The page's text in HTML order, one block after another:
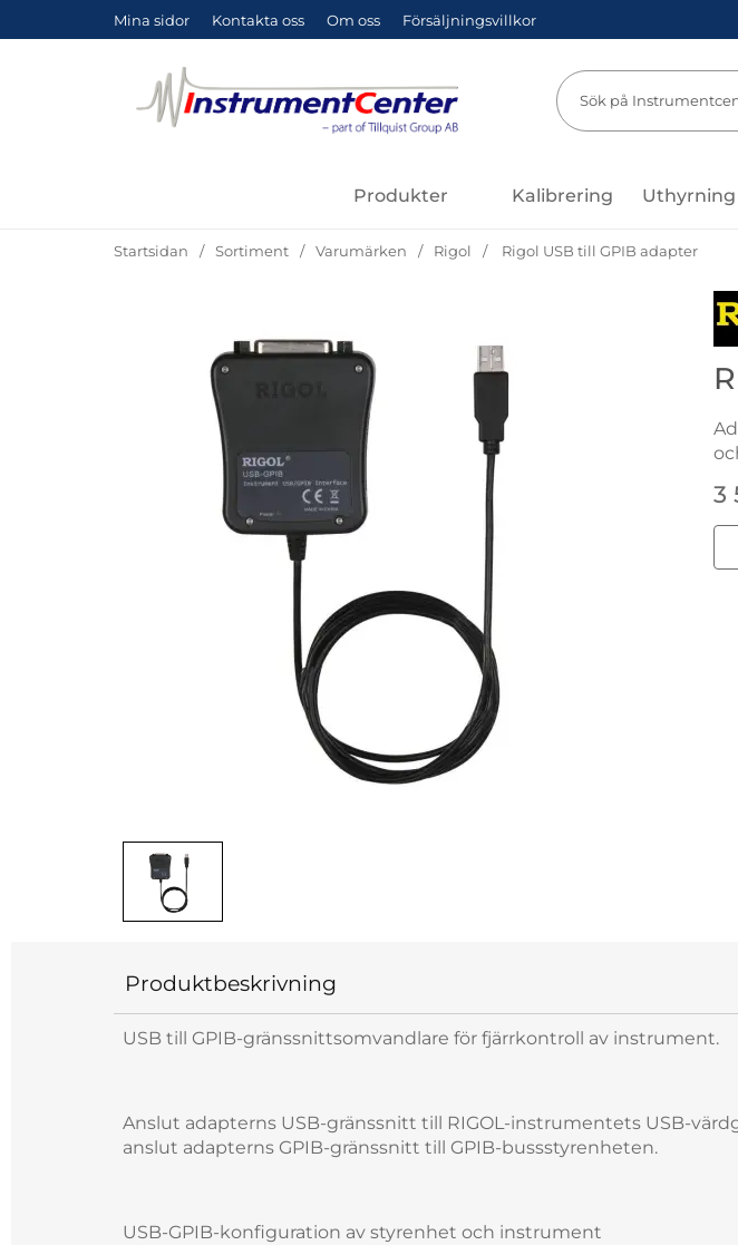
Mina sidor Kontakta oss Om oss Försäljningsvillkor
Sök
Produkter Kalibrering Uthyrning
Startsidan Sortiment Varumärken Rigol Rigol USB till GPIB adapter
3
Produktbeskrivning
USB till GPIB-gränssnittsomvandlare för fjärrkontroll av instrument.
Anslut adapterns USB-gränssnitt till RIGOL-instrumentets USB-
anslut adapterns GPIB-gränssnitt till GPIB-bussstyrenheten.
USB-GPIB-konfiguration av styrenhet och instrument